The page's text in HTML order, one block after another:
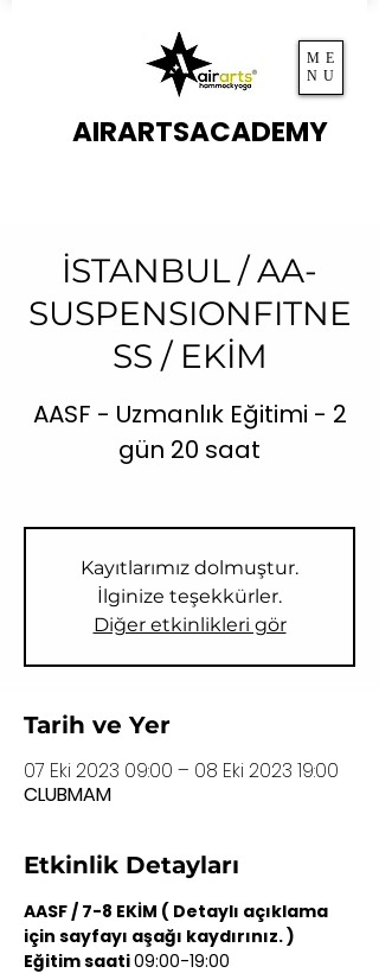
ME
NU
AIRARTSACADEMY
İSTANBUL / AA-
SUSPENSIONFITNE
SS / EKİM
AASF - Uzmanlık Eğitimi - 2
gün 20 saat
Kayıtlarımız dolmuştur.
İlginize teşekkürler.
Diğer etkinlikleri gör
Tarih ve Yer
07 Eki 2023 09:00 – 08 Eki 2023 19:00
CLUBMAM
Etkinlik Detayları
AASF / 7-8 EKİM ( Detaylı açıklama
için sayfayı aşağı kaydırınız. )
Eğitim saati 09:00-19:00